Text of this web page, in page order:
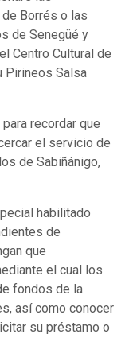
Borrés o las
de Senegüé y
Centro Cultural de
Pirineos Salsa
recordar que
el servicio de
de Sabiñánigo,
habilitado
de
que
el cual los
fondos de la
así como conocer
su préstamo o